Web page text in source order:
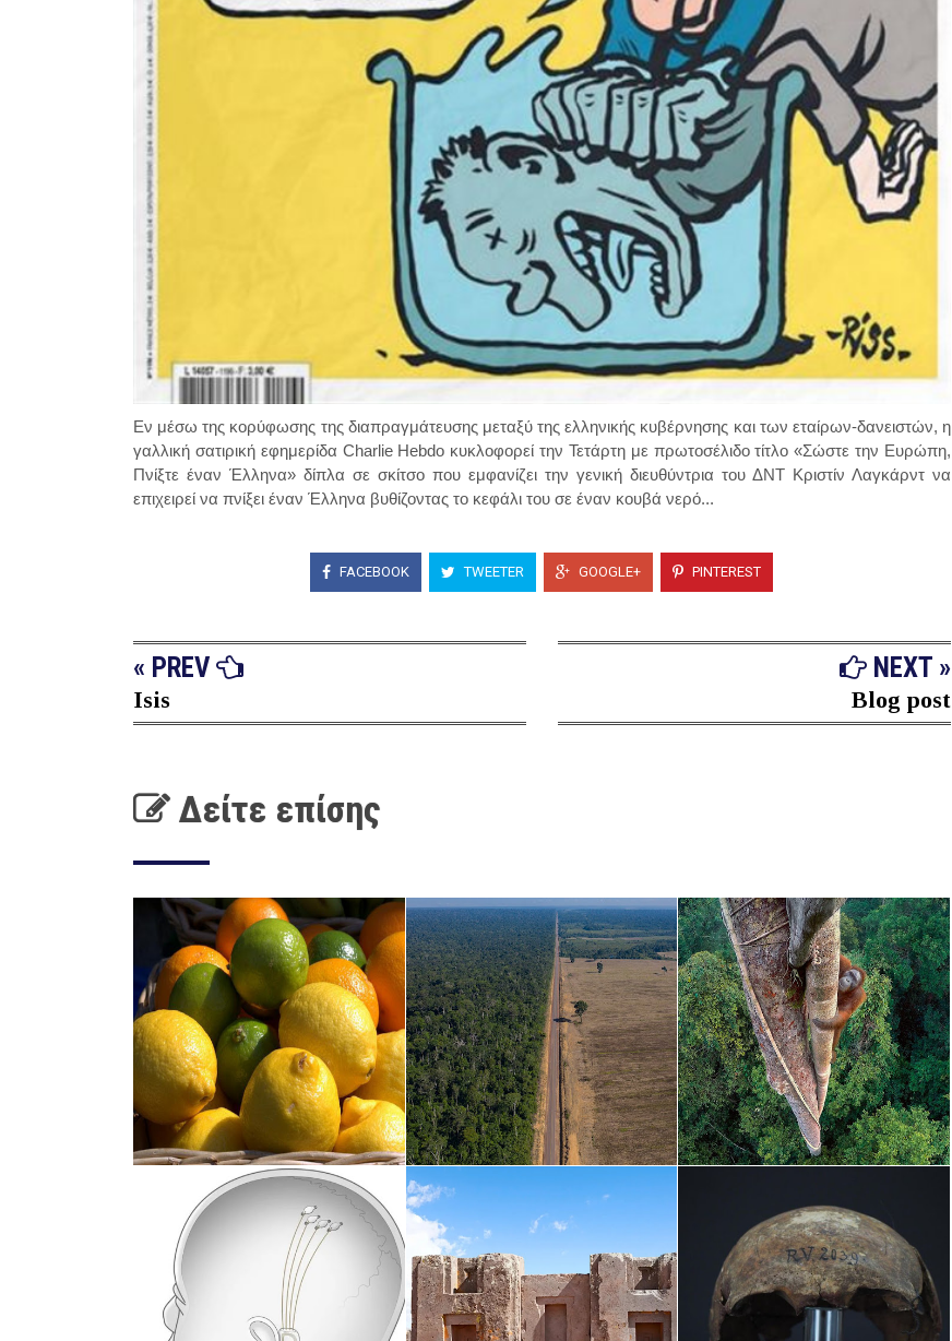
Εν μέσω της κορύφωσης της διαπραγμάτευσης μεταξύ της ελληνικής κυβέρνησης και των εταίρων-δανειστών, η
γαλλική σατιρική εφημερίδα Charlie Hebdo κυκλοφορεί την Τετάρτη με πρωτοσέλιδο τίτλο «Σώστε την Ευρώπη,
Πνίξτε έναν Έλληνα» δίπλα σε σκίτσο που εμφανίζει την γενική διευθύντρια του ΔΝΤ Κριστίν Λαγκάρντ να
επιχειρεί να πνίξει έναν Έλληνα βυθίζοντας το κεφάλι του σε έναν κουβά νερό...
FACEBOOK TWEETER GOOGLE+ PINTEREST
« PREV
Isis
NEXT »
Blog post
Δείτε επίσης